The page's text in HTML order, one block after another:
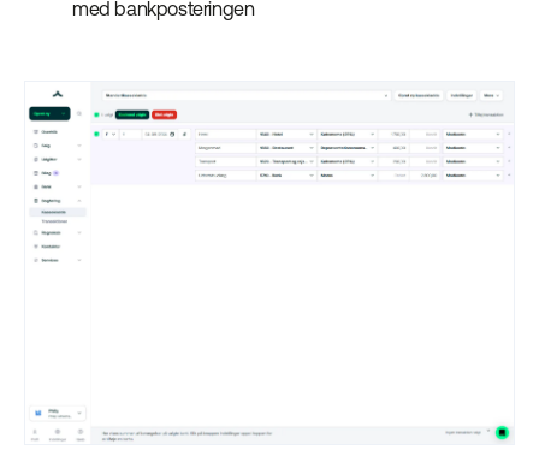
med bankposteringen